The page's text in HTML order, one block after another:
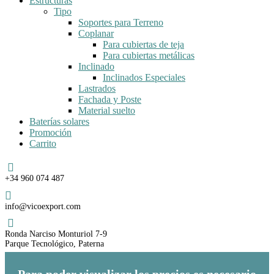
Tipo
Soportes para Terreno
Coplanar
Para cubiertas de teja
Para cubiertas metálicas
Inclinado
Inclinados Especiales
Lastrados
Fachada y Poste
Material suelto
Baterías solares
Promoción
Carrito
Teléfono
+34 960 074 487
Email
info@vicoexport.com
Dirección
Ronda Narciso Monturiol 7-9
Parque Tecnológico, Paterna